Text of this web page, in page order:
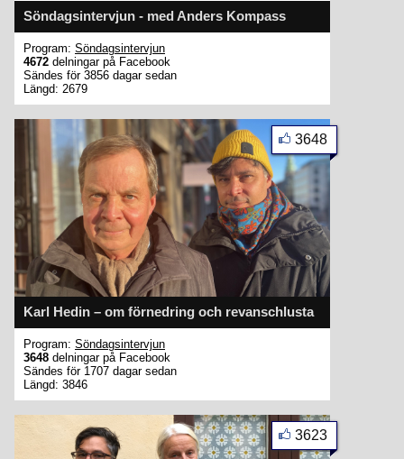
Söndagsintervjun - med Anders Kompass
Program: Söndagsintervjun
4672 delningar på Facebook
Sändes för 3856 dagar sedan
Längd: 2679
Karl Hedin – om förnedring och revanschlusta
3648
Program: Söndagsintervjun
3648 delningar på Facebook
Sändes för 1707 dagar sedan
Längd: 3846
3623